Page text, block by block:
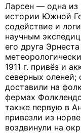
Ларсен — одна из
истории Южной
содействие и
научным
его друга
1911 г. привёз и
северных оленей;
доставили на
фермах
также первую в
привезли из
воздвинули на